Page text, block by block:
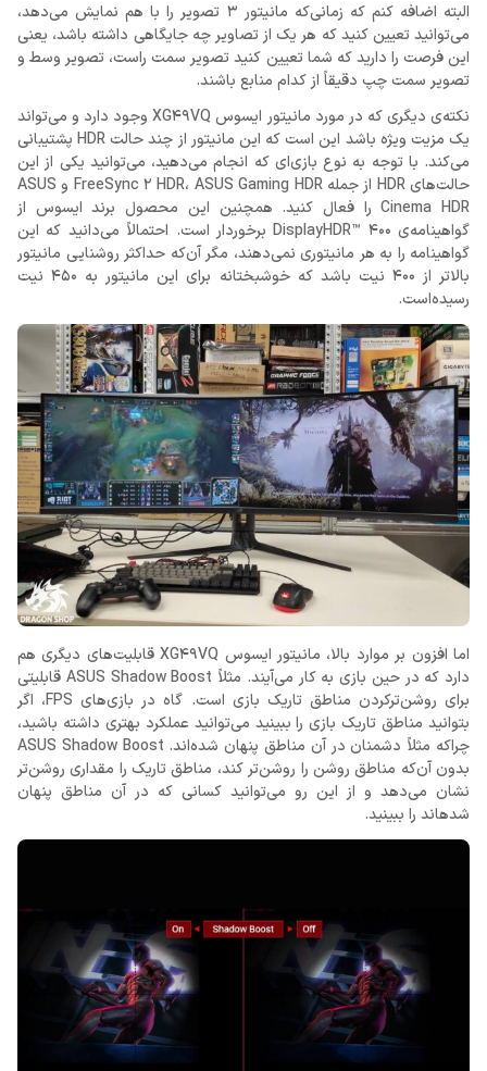
البته اضافه کنم که زمانی‌که مانیتور 3 تصویر را با هم نمایش می‌دهد،
می‌توانید تعیین کنید که هر یک از تصاویر چه جایگاهی داشته باشد، یعنی
این فرصت را دارید که شما تعیین کنید تصویر سمت راست، تصویر وسط و
تصویر سمت چپ دقیقاً از کدام منابع باشند.
نکته‌ی دیگری که در مورد مانیتور ایسوس XG49VQ وجود دارد و می‌تواند
یک مزیت ویژه باشد این است که این مانیتور از چند حالت HDR پشتیبانی
می‌کند. با توجه به نوع بازی‌ای که انجام می‌دهید، می‌توانید یکی از این
حالت‌های HDR از جمله FreeSync 2 HDR، ASUS Gaming HDR و ASUS
Cinema HDR را فعال کنید. همچنین این محصول برند ایسوس از
گواهینامه‌ی DisplayHDR™ 400 برخوردار است. احتمالاً می‌دانید که این
گواهینامه را به هر مانیتوری نمی‌دهند، مگر آن‌که حداکثر روشنایی مانیتور
بالاتر از 400 نیت باشد که خوشبختانه برای این مانیتور به 450 نیت
رسیده‌است.
اما افزون بر موارد بالا، مانیتور ایسوس XG49VQ قابلیت‌های دیگری هم
دارد که در حین بازی به کار می‌آیند. مثلاً ASUS Shadow Boost قابلیتی
برای روشن‌ترکردن مناطق تاریک بازی است. گاه در بازی‌های FPS، اگر
بتوانید مناطق تاریک بازی را ببینید می‌توانید عملکرد بهتری داشته باشید،
چراکه مثلاً دشمنان در آن‌ مناطق پنهان شده‌اند. ASUS Shadow Boost
بدون آن‌که مناطق روشن را روشن‌تر کند، مناطق تاریک را مقداری روشن‌تر
نشان می‌دهد و از این رو می‌توانید کسانی که در آن مناطق پنهان
شده‎اند را ببینید.